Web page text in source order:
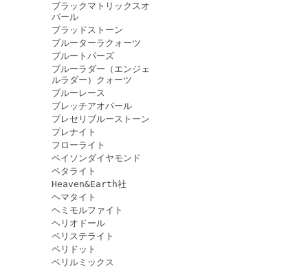
ブラックマトリックスオ
パール
ブラッドストーン
ブルーターラクォーツ
ブルートパーズ
ブルーラダー（エンジェ
ルラダー）クォーツ
ブルーレース
ブレッチアオパール
プレセリブルーストーン
プレナイト
フローライト
ペイソンダイヤモンド
ペタライト
Heaven&Earth社
ヘマタイト
ヘミモルファイト
ヘリオドール
ペリステライト
ペリドット
ベリルミックス